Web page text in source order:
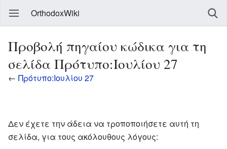
OrthodoxWiki
Προβολή πηγαίου κώδικα για τη
σελίδα Πρότυπο:Ιουλίου 27
← Πρότυπο:Ιουλίου 27
Δεν έχετε την άδεια να τροποποιήσετε αυτή τη
σελίδα, για τους ακόλουθους λόγους: